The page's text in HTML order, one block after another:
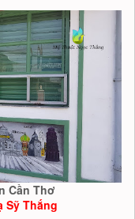
Cần Thơ
Sỹ Thắng